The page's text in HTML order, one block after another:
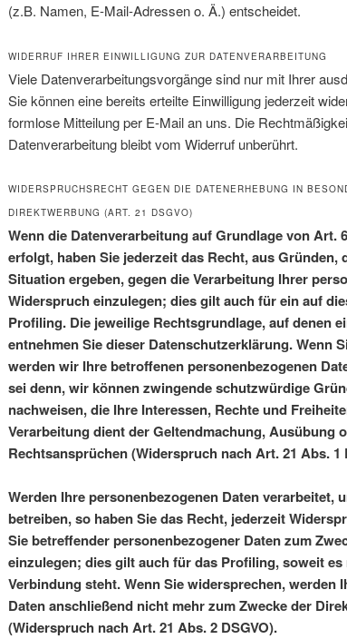
(z.B. Namen, E-Mail-Adressen o. Ä.) entscheidet.
WIDERRUF IHRER EINWILLIGUNG ZUR DATENVERARBEITUNG
Viele Datenverarbeitungsvorgänge sind nur mit Ihrer
Sie können eine bereits erteilte Einwilligung jederzeit
formlose Mitteilung per E-Mail an uns. Die
Datenverarbeitung bleibt vom Widerruf unberührt.
WIDERSPRUCHSRECHT GEGEN DIE DATENERHEBUNG IN
DIREKTWERBUNG (ART. 21 DSGVO)
Wenn die Datenverarbeitung auf Grundlage von Art.
erfolgt, haben Sie jederzeit das Recht, aus Gründen,
Situation ergeben, gegen die Verarbeitung Ihrer
Widerspruch einzulegen; dies gilt auch für ein auf
Profiling. Die jeweilige Rechtsgrundlage, auf denen
entnehmen Sie dieser Datenschutzerklärung. Wenn
werden wir Ihre betroffenen personenbezogenen
sei denn, wir können zwingende schutzwürdige
nachweisen, die Ihre Interessen, Rechte und
Verarbeitung dient der Geltendmachung, Ausübung
Rechtsansprüchen (Widerspruch nach Art. 21 Abs. 1
Werden Ihre personenbezogenen Daten verarbeitet,
betreiben, so haben Sie das Recht, jederzeit
Sie betreffender personenbezogener Daten zum
einzulegen; dies gilt auch für das Profiling, soweit
Verbindung steht. Wenn Sie widersprechen, werden
Daten anschließend nicht mehr zum Zwecke der
(Widerspruch nach Art. 21 Abs. 2 DSGVO).